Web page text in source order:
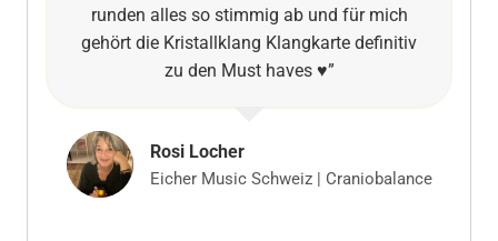
runden alles so stimmig ab und für mich
gehört die Kristallklang Klangkarte definitiv
zu den Must haves ♥️”
Rosi Locher
Eicher Music Schweiz | Craniobalance